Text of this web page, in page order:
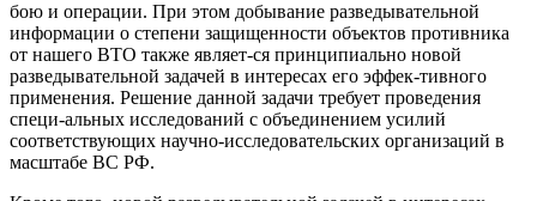
бою и операции. При этом добывание разведывательной
информации о степени защищенности объектов противника
от нашего ВТО также являет-ся принципиально новой
разведывательной задачей в интересах его эффек-тивного
применения. Решение данной задачи требует проведения
специ-альных исследований с объединением усилий
соответствующих научно-исследовательских организаций в
масштабе ВС РФ.